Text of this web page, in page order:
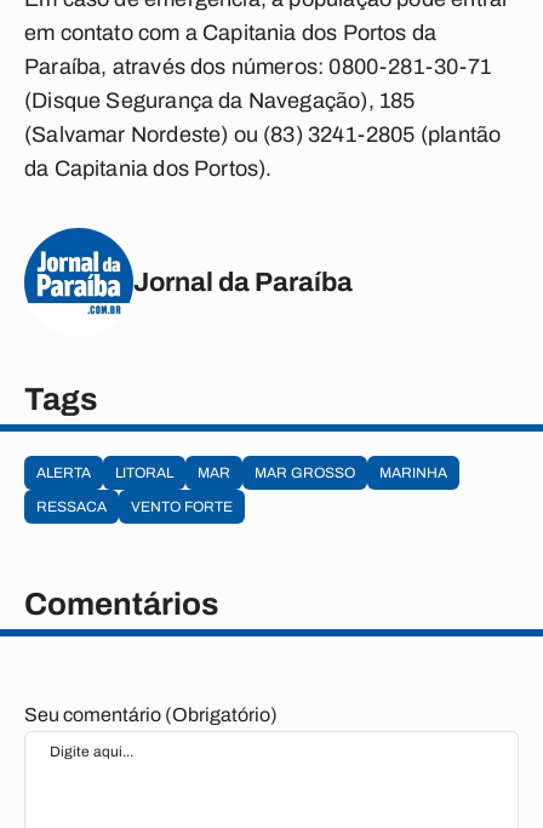
em contato com a Capitania dos Portos da
Paraíba, através dos números: 0800-281-30-71
(Disque Segurança da Navegação), 185
(Salvamar Nordeste) ou (83) 3241-2805 (plantão
da Capitania dos Portos).
Jornal da Paraíba
Tags
ALERTA LITORAL MAR MAR GROSSO
MARINHA
RESSACA
VENTO FORTE
Comentários
Seu comentário (Obrigatório)